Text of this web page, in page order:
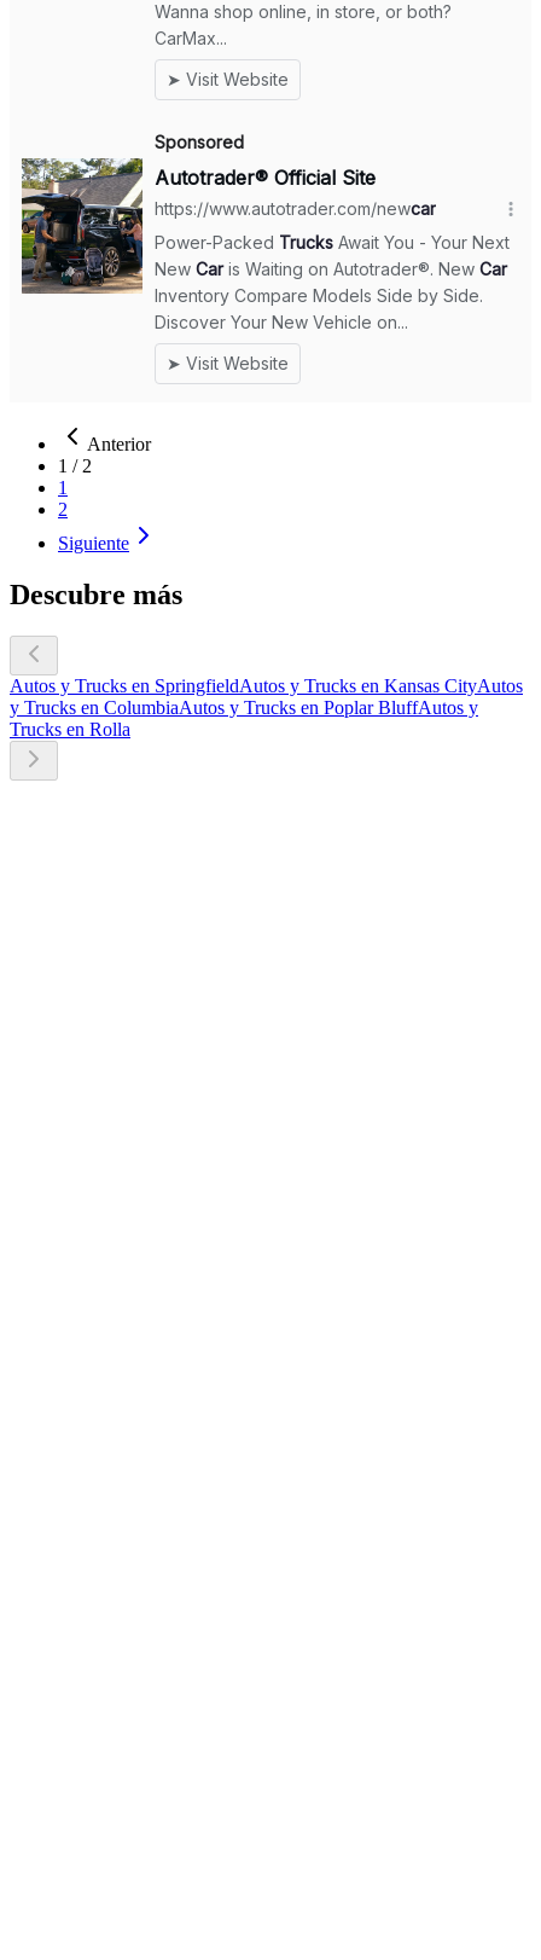
Anterior
1 / 2
1
2
Siguiente
Descubre más
Autos y Trucks en SpringfieldAutos y Trucks en Kansas CityAutos
y Trucks en ColumbiaAutos y Trucks en Poplar BluffAutos y
Trucks en Rolla